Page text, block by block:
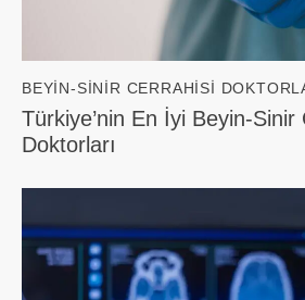
BEYIN-SINIR CERRAHISI
Türkiye’nin En İyi Beyin-Sinir
Doktorları